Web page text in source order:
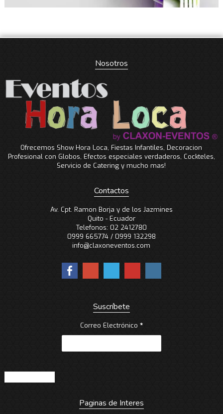
Nosotros
Ofrecemos Show Hora Loca, Fiestas Infantiles, Decoracion
Profesional con Globos, Efectos especiales verdaderos, Cockteles,
Servicio de Catering y mucho mas!
Contactos
Av. Cpt. Ramon Borja y de los Jazmines
Quito - Ecuador
Telefonos: 02 2412780
0999 665774 / 0999 132298
info@claxoneventos.com
Suscríbete
Correo Electrónico *
Paginas de Interes